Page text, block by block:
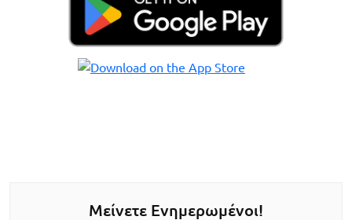
Μείνετε Ενημερωμένοι!